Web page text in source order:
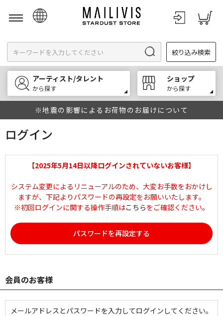
English
한국어
中文
絞り込み検索
アーティスト/タレント
から探す
ショップ
から探す
※地震の影響によるお荷物のお届けについて
ログイン
【2025年5月14日以降ログインされていないお客様】
システム変更によるリニューアルのため、大変お手数をおかけし
ますが、下記よりパスワードの再設定をお願いいたします。
※初回ログインに関する操作手順はこちらをご確認ください。
パスワードを再設定する
会員のお客様
メールアドレスとパスワードを入力してログインしてください。